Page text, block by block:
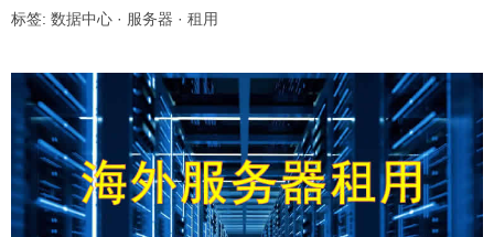
标签: 数据中心 · 服务器 · 租用